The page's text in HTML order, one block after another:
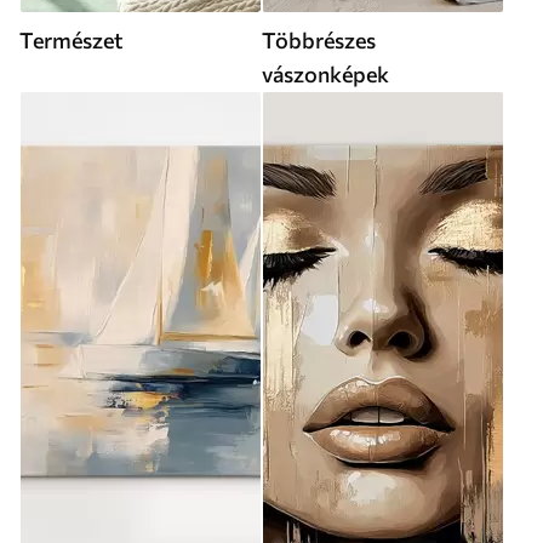
Természet
Többrészes
vászonképek